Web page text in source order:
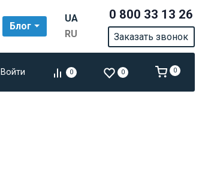
Блог
UA
RU
0 800 33 13 26
Заказать звонок
Войти 0 0 0